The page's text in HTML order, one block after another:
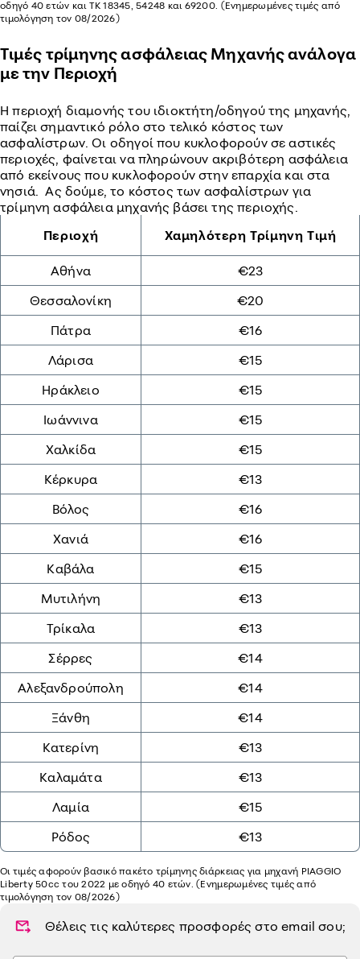
οδηγό 40 ετών και ΤΚ 18345, 54248 και 69200. (Ενημερωμένες τιμές από
τιμολόγηση τον 08/2026)
Τιμές τρίμηνης ασφάλειας Μηχανής ανάλογα
με την Περιοχή
Η περιοχή διαμονής του ιδιοκτήτη/οδηγού της μηχανής,
παίζει σημαντικό ρόλο στο τελικό κόστος των
ασφαλίστρων. Οι οδηγοί που κυκλοφορούν σε αστικές
περιοχές, φαίνεται να πληρώνουν ακριβότερη ασφάλεια
από εκείνους που κυκλοφορούν στην επαρχία και στα
νησιά. Ας δούμε, το κόστος των ασφαλίστρων για
τρίμηνη ασφάλεια μηχανής βάσει της περιοχής.
Περιοχή
Χαμηλότερη Τρίμηνη Τιμή
Αθήνα
€23
Θεσσαλονίκη
€20
Πάτρα
€16
Λάρισα
€15
Ηράκλειο
€15
Ιωάννινα
€15
Χαλκίδα
€15
Κέρκυρα
€13
Βόλος
€16
Χανιά
€16
Καβάλα
€15
Μυτιλήνη
€13
Τρίκαλα
€13
Σέρρες
€14
Αλεξανδρούπολη
€14
Ξάνθη
€14
Κατερίνη
€13
Καλαμάτα
€13
Λαμία
€15
Ρόδος
€13
Οι τιμές αφορούν βασικό πακέτο τρίμηνης διάρκειας για μηχανή PIAGGIO
Liberty 50cc του 2022 με οδηγό 40 ετών. (Ενημερωμένες τιμές από
τιμολόγηση τον 08/2026)
Θέλεις τις καλύτερες προσφορές στοemail σου;